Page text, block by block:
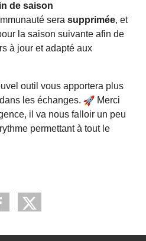
de saison
sera supprimée, et
la saison suivante afin de
à jour et adapté aux
outil vous apportera plus
les échanges.
Merci
il va nous falloir un peu
permettant à tout le